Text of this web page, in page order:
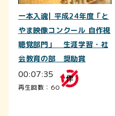
一本入魂| 平成24年度「と
やま映像コンクール 自作視
聴覚部門」 生涯学習・社
会教育の部 奨励賞
00:07:35
再生回数：60